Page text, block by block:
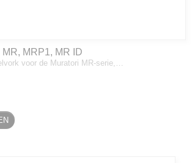
MRP1, MR ID
voor de Muratori MR-serie,…